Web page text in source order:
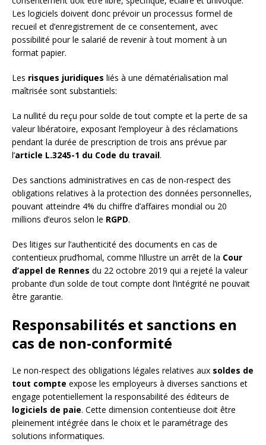
Les logiciels doivent donc prévoir un processus formel de
recueil et d’enregistrement de ce consentement, avec
possibilité pour le salarié de revenir à tout moment à un
format papier.
Les risques juridiques liés à une dématérialisation mal
maîtrisée sont substantiels:
La nullité du reçu pour solde de tout compte et la perte de sa
valeur libératoire, exposant l’employeur à des réclamations
pendant la durée de prescription de trois ans prévue par
l’article L.3245-1 du Code du travail.
Des sanctions administratives en cas de non-respect des
obligations relatives à la protection des données personnelles,
pouvant atteindre 4% du chiffre d’affaires mondial ou 20
millions d’euros selon le RGPD.
Des litiges sur l’authenticité des documents en cas de
contentieux prud’homal, comme l’illustre un arrêt de la Cour
d’appel de Rennes du 22 octobre 2019 qui a rejeté la valeur
probante d’un solde de tout compte dont l’intégrité ne pouvait
être garantie.
Responsabilités et sanctions en
cas de non-conformité
Le non-respect des obligations légales relatives aux soldes de
tout compte expose les employeurs à diverses sanctions et
engage potentiellement la responsabilité des éditeurs de
logiciels de paie. Cette dimension contentieuse doit être
pleinement intégrée dans le choix et le paramétrage des
solutions informatiques.